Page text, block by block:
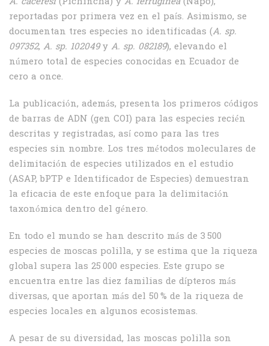
reportadas por primera vez en el país. Asimismo, se
documentan tres especies no identificadas (A. sp.
097352, A. sp. 102049y A. sp. 082189), elevando el
número total de especies conocidas en Ecuador de
cero a once.
La publicación, además, presenta los primeros códigos
de barras de ADN (gen COI) para las especies recién
descritas y registradas, así como para las tres
especies sin nombre. Los tres métodos moleculares de
delimitación de especies utilizados en el estudio
(ASAP, bPTP e Identificador de Especies) demuestran
la eficacia de este enfoque para la delimitación
taxonómica dentro del género.
En todo el mundo se han descrito más de 3 500
especies de moscas polilla, y se estima que la riqueza
global supera las 25 000 especies. Este grupo se
encuentra entre las diez familias de dípteros más
diversas, que aportan más del 50 % de la riqueza de
especies locales en algunos ecosistemas.
A pesar de su diversidad, las moscas polilla son